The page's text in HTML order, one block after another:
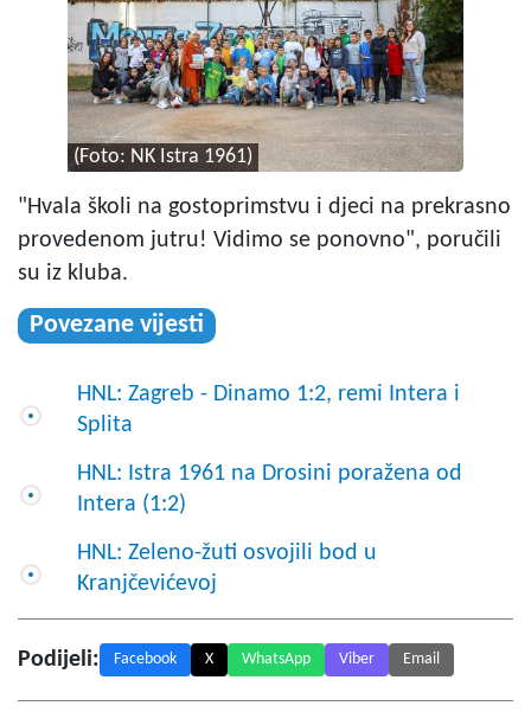
(Foto: NK Istra 1961)
"Hvala školi na gostoprimstvu i djeci na prekrasno
provedenom jutru! Vidimo se ponovno", poručili
su iz kluba.
Povezane vijesti
HNL: Zagreb - Dinamo 1:2, remi Intera i
Splita
HNL: Istra 1961 na Drosini poražena od
Intera (1:2)
HNL: Zeleno-žuti osvojili bod u
Kranjčevićevoj
Podijeli: Facebook X WhatsApp Viber Email